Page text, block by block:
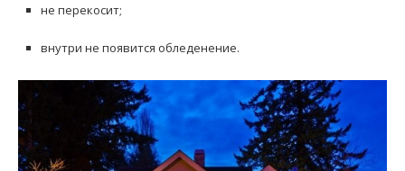
не перекосит;
внутри не появится обледенение.